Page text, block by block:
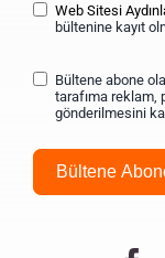
Web Sitesi
bültenine kayıt
Bültene abone
tarafıma reklam,
gönderilmesini
Bültene